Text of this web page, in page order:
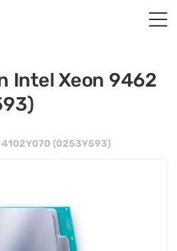
Intel Xeon 9462
(0253Y593)